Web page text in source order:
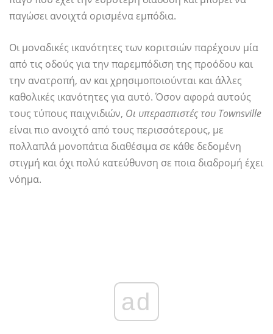
παγώσει ανοιχτά ορισμένα εμπόδια.
Οι μοναδικές ικανότητες των κοριτσιών παρέχουν μία
από τις οδούς για την παρεμπόδιση της προόδου και
την ανατροπή, αν και χρησιμοποιούνται και άλλες
καθολικές ικανότητες για αυτό. Όσον αφορά αυτούς
τους τύπους παιχνιδιών, Οι υπερασπιστές του Townsville
είναι πιο ανοιχτό από τους περισσότερους, με
πολλαπλά μονοπάτια διαθέσιμα σε κάθε δεδομένη
στιγμή και όχι πολύ κατεύθυνση σε ποια διαδρομή έχει
νόημα.
ad